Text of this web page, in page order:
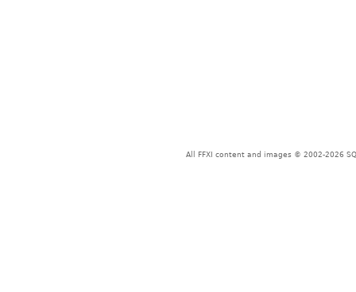
All FFXI content and images © 2002-2026